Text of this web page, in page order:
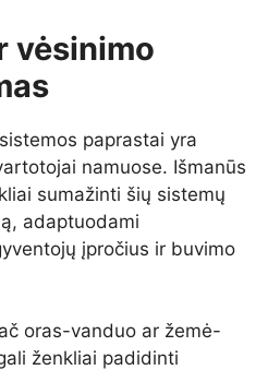
vėsinimo
paprastai yra
namuose. Išmanūs
sumažinti šių sistemų
adaptuodami
įpročius ir buvimo
oras-vanduo ar žemė-
ženkliai padidinti